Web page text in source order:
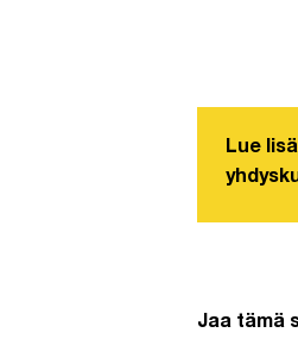
Lue
Jaa tämä